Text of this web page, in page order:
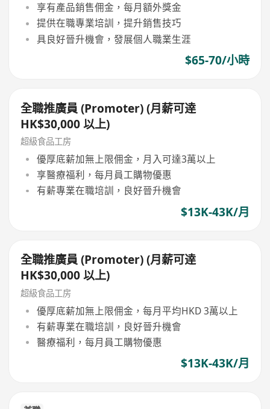
享有產品銷售佣金，每月額外獎金
提供在職專業培訓，提升銷售技巧
具良好晉升機會，發展個人職業生涯
$65-70/小時
全職推廣員 (Promoter) (月薪可逹
HK$30,000 以上)
超級食品工房
優厚底薪加無上限佣金，月入可達3萬以上
享醫療福利，每月員工購物優惠
有薪專業在職培訓，良好晉升機會
$13K-43K/月
全職推廣員 (Promoter) (月薪可逹
HK$30,000 以上)
超級食品工房
優厚底薪加無上限佣金，每月平均HKD 3萬以上
有薪專業在職培訓，良好晉升機會
醫療福利，每月員工購物優惠
$13K-43K/月